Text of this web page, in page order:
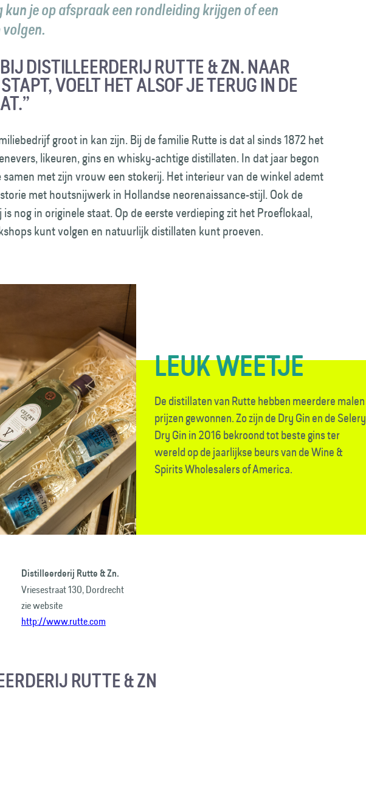
kun je op afspraak een rondleiding krijgen of een
DISTILLEERDERIJ RUTTE & ZN. NAAR
VOELT HET ALSOF JE TERUG IN DE
groot in kan zijn. Bij de familie Rutte is dat al sinds 1872 het
likeuren, gins en whisky-achtige distillaten. In dat jaar begon
met zijn vrouw een stokerij. Het interieur van de winkel ademt
met houtsnijwerk in Hollandse neorenaissance-stijl. Ook de
nog in originele staat. Op de eerste verdieping zit het Proeflokaal,
kunt volgen en natuurlijk distillaten kunt proeven.
LEUK WEETJE
De distillaten van Rutte hebben meerdere malen
prijzen gewonnen. Zo zijn de Dry Gin en de Selery
Dry Gin in 2016 bekroond tot beste gins ter
wereld op de jaarlijkse beurs van de Wine &
Spirits Wholesalers of America.
Distilleerderij Rutte & Zn.
Vriesestraat 130, Dordrecht
zie website
http://www.rutte.com
RUTTE & ZN